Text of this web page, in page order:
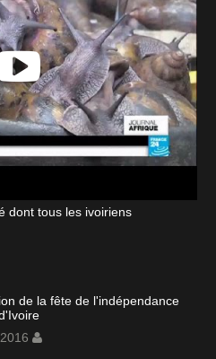
dont tous les ivoiriens
de la fête de l'indépendance